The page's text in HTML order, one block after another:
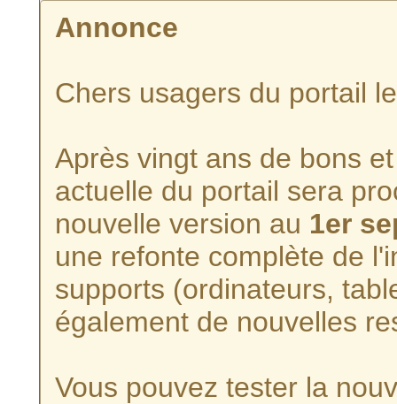
Annonce
Chers usagers du portail
Après vingt ans de bons
actuelle du portail sera
nouvelle version au 1er
une refonte complète de
supports (ordinateurs,
également de nouvelles
Vous pouvez tester la